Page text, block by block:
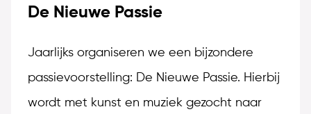
De Nieuwe Passie
Jaarlijks organiseren we een bijzondere
passievoorstelling: De Nieuwe Passie. Hierbij
wordt met kunst en muziek gezocht naar